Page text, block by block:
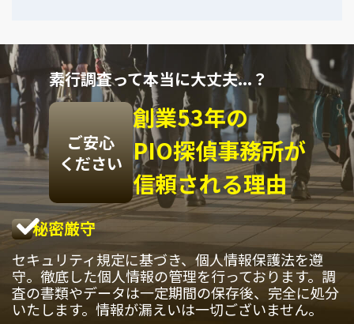
素行調査って本当に大丈夫...？
ご安心
ください
創業53年の
PIO探偵事務所が
信頼される理由
秘密厳守
セキュリティ規定に基づき、個人情報保護法を遵
守。徹底した個人情報の管理を行っております。調
査の書類やデータは一定期間の保存後、完全に処分
いたします。情報が漏えいは一切ございません。